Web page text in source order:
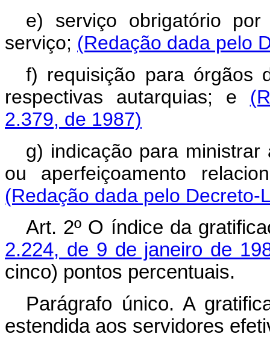
e) serviço obrigatório
serviço; (Redação dada pelo
f) requisição para órgãos
respectivas autarquias; e
2.379, de 1987)
g) indicação para
ou aperfeiçoamento
(Redação dada pelo Decreto-
Art. 2º O índice da
2.224, de 9 de janeiro de
cinco) pontos percentuais.
Parágrafo único. A
estendida aos servidores